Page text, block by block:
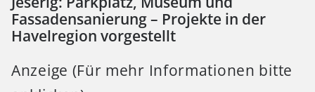
Fassadensanierung – Projekte in der
Havelregion vorgestellt
Anzeige (Für mehr Informationen bitte